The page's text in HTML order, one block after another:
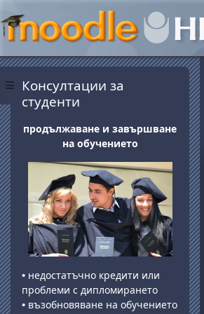
Страничен панел
Блокове
Консултации за
студенти
продължаване и завършване
на обучението
• недостатъчно кредити или
проблеми с дипломирането
• възобновяване на обучението